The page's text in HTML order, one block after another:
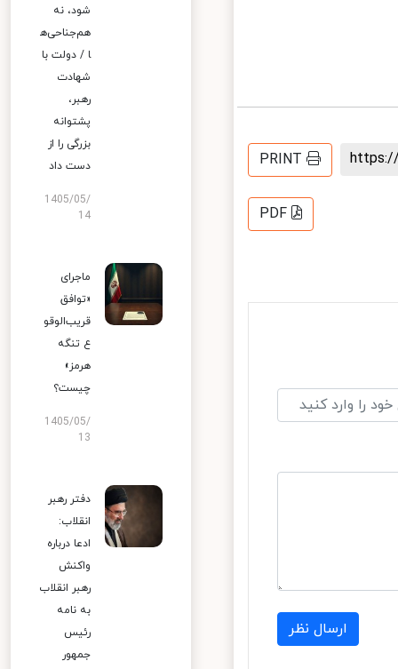
PRINT
PDF
ارسال نظر
شود، نه
هم‌جناحی‌ه
ا / دولت با
شهادت
رهبر،
پشتوانه
بزرگی را از
دست داد
1405/05/
14
ماجرای
«توافق
قریب‌الوقو
ع تنگه
هرمز»
چیست؟
1405/05/
13
دفتر رهبر
انقلاب:
ادعا درباره
واکنش
رهبر انقلاب
به نامه
رئیس
جمهور